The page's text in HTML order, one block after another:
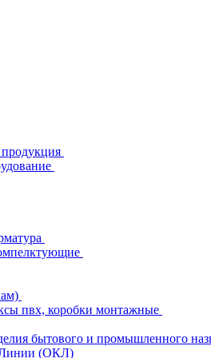
пвх, коробки монтажные
бытового и промышленного
Линии (ОКЛ)